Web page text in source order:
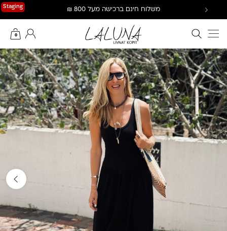
Staging משלוח חינם ברכישה מעל 800 ₪
חיפוש באתר
0
החשבון שלי